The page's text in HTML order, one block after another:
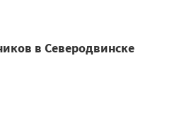
в Северодвинске